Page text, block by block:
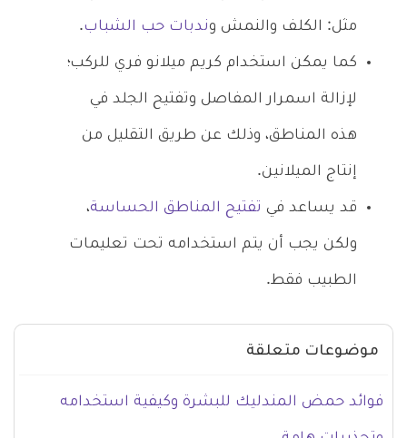
مثل: الكلف والنمش وندبات حب الشباب.
كما يمكن استخدام كريم ميلانو فري للركب؛
لإزالة اسمرار المفاصل وتفتيح الجلد في
هذه المناطق، وذلك عن طريق التقليل من
إنتاج الميلانين.
قد يساعد في تفتيح المناطق الحساسة،
ولكن يجب أن يتم استخدامه تحت تعليمات
الطبيب فقط.
موضوعات متعلقة
فوائد حمض المندليك للبشرة وكيفية استخدامه